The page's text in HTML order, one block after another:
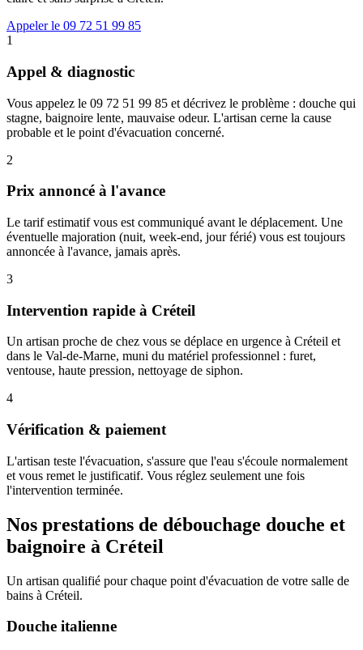
Appeler le 09 72 51 99 85
1
Appel & diagnostic
Vous appelez le 09 72 51 99 85 et décrivez le problème : douche qui
stagne, baignoire lente, mauvaise odeur. L'artisan cerne la cause
probable et le point d'évacuation concerné.
2
Prix annoncé à l'avance
Le tarif estimatif vous est communiqué avant le déplacement. Une
éventuelle majoration (nuit, week-end, jour férié) vous est toujours
annoncée à l'avance, jamais après.
3
Intervention rapide à Créteil
Un artisan proche de chez vous se déplace en urgence à Créteil et
dans le Val-de-Marne, muni du matériel professionnel : furet,
ventouse, haute pression, nettoyage de siphon.
4
Vérification & paiement
L'artisan teste l'évacuation, s'assure que l'eau s'écoule normalement
et vous remet le justificatif. Vous réglez seulement une fois
l'intervention terminée.
Nos prestations de débouchage douche et
baignoire à Créteil
Un artisan qualifié pour chaque point d'évacuation de votre salle de
bains à Créteil.
Douche italienne